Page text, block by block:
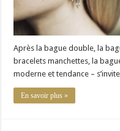
Après la bague double, la
bracelets manchettes, la
moderne et tendance –
En savoir plus »